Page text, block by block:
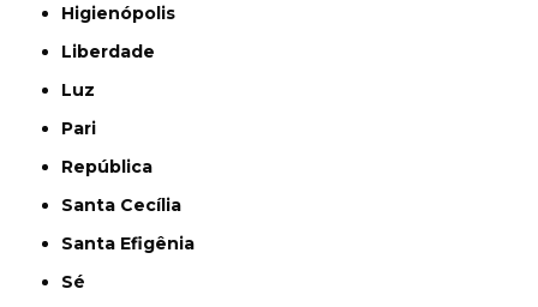
Higienópolis
Liberdade
Luz
Pari
República
Santa Cecília
Santa Efigênia
Sé